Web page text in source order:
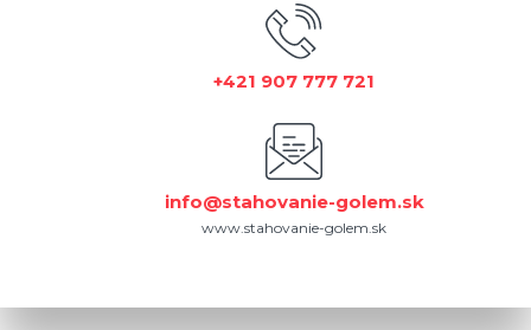
+421 907 777 721
info@stahovanie-golem.sk
www.stahovanie-golem.sk